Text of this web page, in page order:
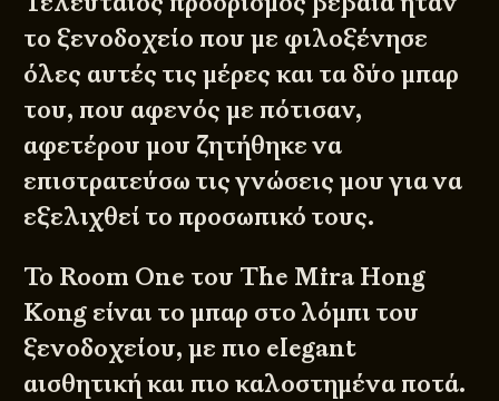
το ξενοδοχείο που με φιλοξένησε
όλες αυτές τις μέρες και τα δύο μπαρ
του, που αφενός με πότισαν,
αφετέρου μου ζητήθηκε να
επιστρατεύσω τις γνώσεις μου για να
εξελιχθεί το προσωπικό τους.
Το Room One του The Mira Hong
Kong είναι το μπαρ στο λόμπι του
ξενοδοχείου, με πιο elegant
αισθητική και πιο καλοστημένα ποτά.